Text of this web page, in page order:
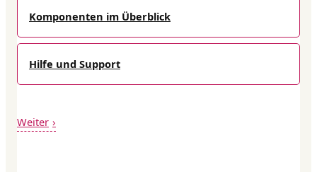
Komponenten im Überblick
Hilfe und Support
Weiter